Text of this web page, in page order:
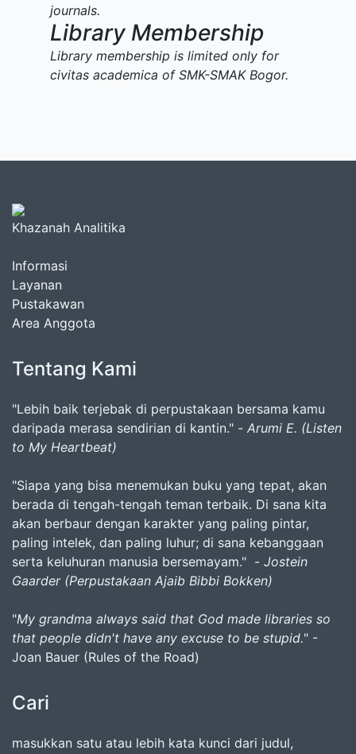
journals.
Library Membership
Library membership is limited only for
civitas academica of SMK-SMAK Bogor.
Khazanah Analitika
Informasi
Layanan
Pustakawan
Area Anggota
Tentang Kami
"Lebih baik terjebak di perpustakaan bersama kamu
daripada merasa sendirian di kantin." - Arumi E. (Listen
to My Heartbeat)
"Siapa yang bisa menemukan buku yang tepat, akan
berada di tengah-tengah teman terbaik. Di sana kita
akan berbaur dengan karakter yang paling pintar,
paling intelek, dan paling luhur; di sana kebanggaan
serta keluhuran manusia bersemayam." - Jostein
Gaarder (Perpustakaan Ajaib Bibbi Bokken)
"My grandma always said that God made libraries so
that people didn't have any excuse to be stupid." -
Joan Bauer (Rules of the Road)
Cari
masukkan satu atau lebih kata kunci dari judul,